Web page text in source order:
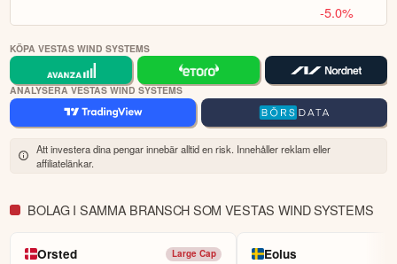
-5.0%
KÖPA VESTAS WIND SYSTEMS
ANALYSERA VESTAS WIND SYSTEMS
Att investera dina pengar innebär alltid en risk. Innehåller reklam eller
affiliatelänkar.
BOLAG I SAMMA BRANSCH SOM VESTAS WIND SYSTEMS
Orsted Large Cap Eolus